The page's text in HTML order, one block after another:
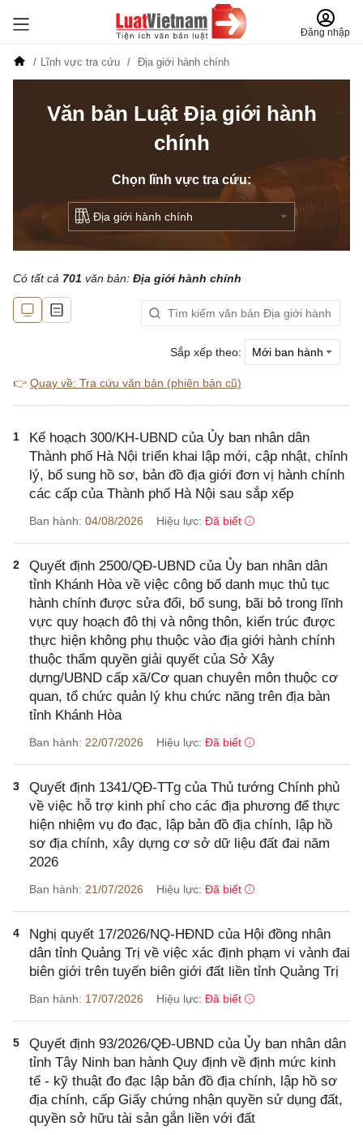
Đăng nhập
Lĩnh vực tra cứu Địa giới hành chính
Văn bản Luật Địa giới hành
chính
Chọn lĩnh vực tra cứu:
Có tất cả 701 văn bản: Địa giới hành chính
Sắp xếp theo:
👉 Quay về: Tra cứu văn bản (phiên bản cũ)
1
Kế hoạch 300/KH-UBND của Ủy ban nhân dân
Thành phố Hà Nội triển khai lập mới, cập nhật, chỉnh
lý, bổ sung hồ sơ, bản đồ địa giới đơn vị hành chính
các cấp của Thành phố Hà Nội sau sắp xếp
Ban hành: 04/08/2026 Hiệu lực: Đã biết
2
Quyết định 2500/QĐ-UBND của Ủy ban nhân dân
tỉnh Khánh Hòa về việc công bố danh mục thủ tục
hành chính được sửa đổi, bổ sung, bãi bỏ trong lĩnh
vực quy hoạch đô thị và nông thôn, kiến trúc được
thực hiện không phụ thuộc vào địa giới hành chính
thuộc thẩm quyền giải quyết của Sở Xây
dựng/UBND cấp xã/Cơ quan chuyên môn thuộc cơ
quan, tổ chức quản lý khu chức năng trên địa bàn
tỉnh Khánh Hòa
Ban hành: 22/07/2026 Hiệu lực: Đã biết
3
Quyết định 1341/QĐ-TTg của Thủ tướng Chính phủ
về việc hỗ trợ kinh phí cho các địa phương để thực
hiện nhiệm vụ đo đạc, lập bản đồ địa chính, lập hồ
sơ địa chính, xây dựng cơ sở dữ liệu đất đai năm
2026
Ban hành: 21/07/2026 Hiệu lực: Đã biết
4
Nghị quyết 17/2026/NQ-HĐND của Hội đồng nhân
dân tỉnh Quảng Trị về việc xác định phạm vi vành đai
biên giới trên tuyến biên giới đất liền tỉnh Quảng Trị
Ban hành: 17/07/2026 Hiệu lực: Đã biết
5
Quyết định 93/2026/QĐ-UBND của Ủy ban nhân dân
tỉnh Tây Ninh ban hành Quy định về định mức kinh
tế - kỹ thuật đo đạc lập bản đồ địa chính, lập hồ sơ
địa chính, cấp Giấy chứng nhận quyền sử dụng đất,
quyền sở hữu tài sản gắn liền với đất